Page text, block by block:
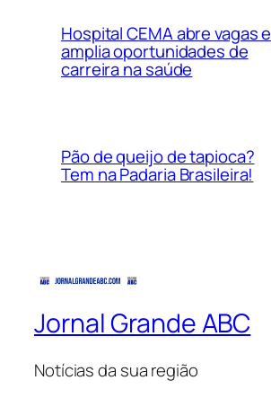
Hospital CEMA abre vagas e
amplia oportunidades de
carreira na saúde
Pão de queijo de tapioca?
Tem na Padaria Brasileira!
Jornal Grande ABC
Notícias da sua região